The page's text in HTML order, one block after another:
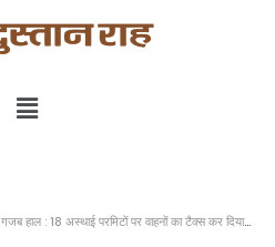
गजब हाल : 18 अस्थाई परमिटों पर वाहनों का टैक्स कर दिया माफ